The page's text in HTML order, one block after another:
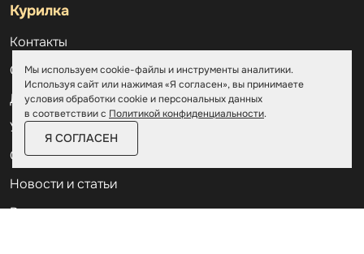
Курилка
Контакты
О компании
Доставка и оплата
Услуги
Отзывы
Новости и статьи
Выполненные проекты
Мы используем cookie-файлы и инструменты аналитики.
Используя сайт или нажимая «Я согласен», вы принимаете
условия обработки cookie и персональных данных
в соответствии с Политикой конфиденциальности.
Я СОГЛАСЕН